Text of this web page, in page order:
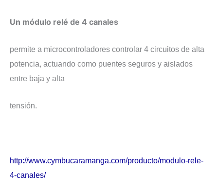
Un módulo relé de 4 canales
permite a microcontroladores controlar 4 circuitos de alta
potencia, actuando como puentes seguros y aislados
entre baja y alta
tensión.
http://www.cymbucaramanga.com/producto/modulo-rele-
4-canales/